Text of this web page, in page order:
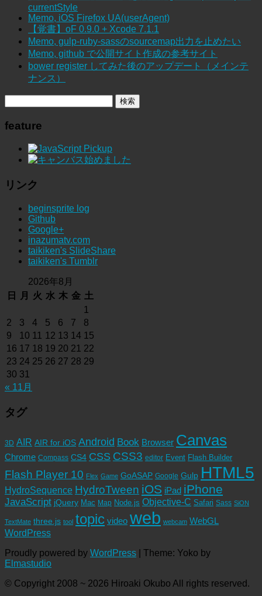
currentStyle
Memo, iOS Firefox UA(userAgent)
【覚書】oF 0.9.0 + Xcode 7.1.1
Memo, gulp-ruby-sassのsourcemap出力を止めたい
Memo, github で公開サイト作成の参考サイト
bower register してみた後のアップデート（メインテ
ナンス）
feature
リンク
beginsprite log
Github
Google+
inazumatv.com
taikiken's SlideShare
taikiken's Tumblr
2026年8月
日
月 火 水 木 金 土
1
2
3 4 5 6 7
8
9
10 11 12 13 14 15
16 17 18 19 20 21 22
23 24 25 26 27 28 29
30 31
« 11月
タグ
3D AIR AIR for iOS Android Book Browser Canvas
Chrome Compass CS4 CSS CSS3 editor Event Flash Builder
Flash Player 10 Flex Game GoASAP Google Gulp HTML5
HydroSequence HydroTween iOS iPad iPhone
JavaScript jQuery Mac Map Node.js Objective-C Safari Sass SiON
TextMate three.js tool topic video web webcam WebGL
WordPress
Proudly powered by WordPress
Theme: Yoko by
Elmastudio
© Copyright 2008 ~ 2026 Hiroaki Okubo All rights reserved.